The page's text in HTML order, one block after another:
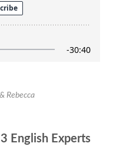
Rebecca
English Experts